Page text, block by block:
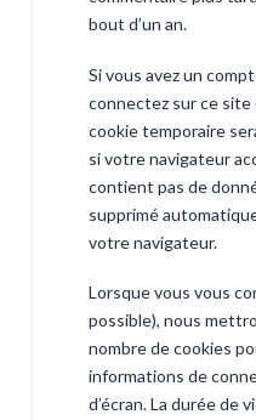
bout d’un an.
Si vous avez un
connectez sur ce site
cookie temporaire
si votre navigateur
contient pas de
supprimé
votre navigateur.
Lorsque vous vous
possible), nous
nombre de cookies
informations de
d’écran. La durée de